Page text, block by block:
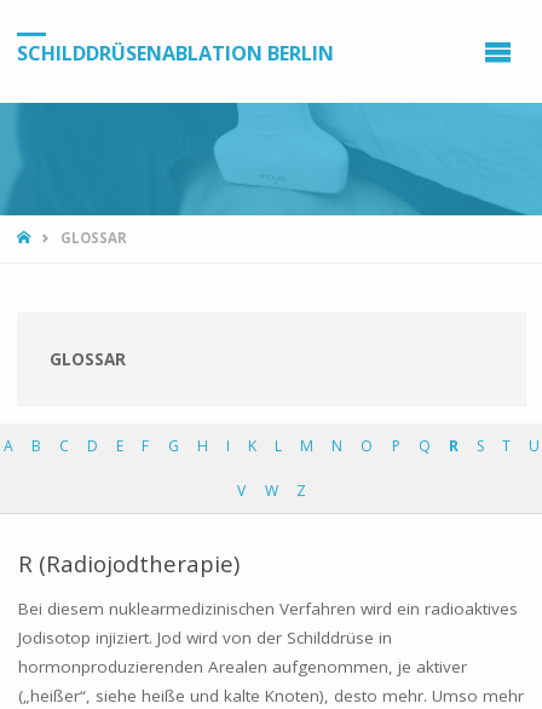
SCHILDDRÜSENABLATION BERLIN
GLOSSAR
GLOSSAR
A B C D E F G H I K L M N O P Q R S T U
V W Z
R (Radiojodtherapie)
Bei diesem nuklearmedizinischen Verfahren wird ein radioaktives
Jodisotop injiziert. Jod wird von der Schilddrüse in
hormonproduzierenden Arealen aufgenommen, je aktiver
(„heißer“, siehe heiße und kalte Knoten), desto mehr. Umso mehr